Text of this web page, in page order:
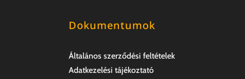
Dokumentumok
Általános szerződési feltételek
Adatkezelési tájékoztató